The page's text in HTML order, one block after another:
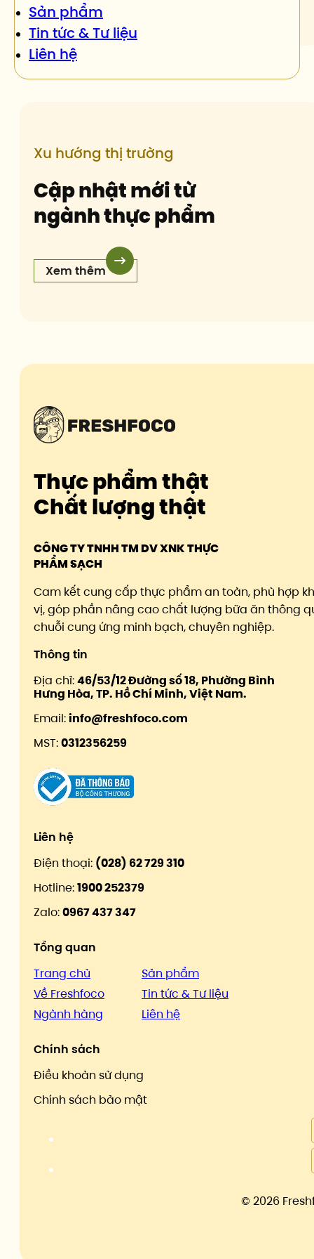
Sản phẩm
Tin tức & Tư liệu
Liên hệ
Xu hướng thị trường
Cập nhật mới từ
ngành thực phẩm
Xem thêm
Thực phẩm thật
Chất lượng thật
CÔNG TY TNHH TM DV XNK THỰC
PHẨM SẠCH
Cam kết cung cấp thực phẩm an toàn, phù hợp
vị, góp phần nâng cao chất lượng bữa ăn thông
chuỗi cung ứng minh bạch, chuyên nghiệp.
Thông tin
Địa chỉ:46/53/12 Đường số 18, Phường Bình
Hưng Hòa, TP. Hồ Chí Minh, Việt Nam.
Email:info@freshfoco.com
MST:0312356259
Liên hệ
Điện thoại: (028) 62 729 310
Hotline:1900 252379
Zalo:0967 437 347
Tổng quan
Trang chủ
Về Freshfoco
Ngành hàng
Sản phẩm
Tin tức & Tư liệu
Liên hệ
Chính sách
Điều khoản sử dụng
Chính sách bảo mật
© 2026